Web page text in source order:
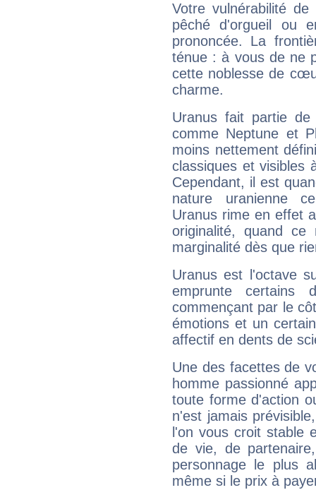
Votre vulnérabilité
pêché d'orgueil ou
prononcée. La
ténue : à vous de ne
cette noblesse de
charme.
Uranus fait partie
comme Neptune et
moins nettement
classiques et visibles
Cependant, il est
nature uranienne
Uranus rime en effet
originalité, quand ce
marginalité dès que
Uranus est l'octave
emprunte
commençant par le
émotions et un
affectif en dents de
Une des facettes de
homme passionné
toute forme d'action
n'est jamais
l'on vous croit stable
de vie, de
personnage le plus
même si le prix à